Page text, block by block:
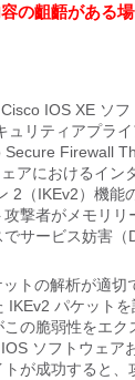
の齟齬がある
IOS XE ソ
リティアプライ
Secure Firewall
アにおけるイン
2（IKEv2）機能
撃者がメモリリ
サービス妨害（
トの解析が適切
IKEv2 パケット
の脆弱性をエク
ソフトウェア
が成功すると、